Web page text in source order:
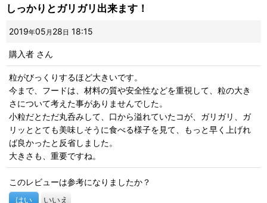
しっかりとガリガリ出来ます！
2019年05 月 28 日 18:15
購入者 さん
粒がびっくりするほど大きいです。
今まで、フードは、材料の質や安全性などを重視して、粒の大き
さについて考えた事がありませんでした。
小粒だとただ丸呑みして、口から溢れていたコが、ガリガリ、ガ
リッととても美味しそうに食べる様子を見て、もっと早く上げれ
ば良かったと反省しました。
大きさも、重要ですね。
このレビューは参考になりましたか？
はい いいえ